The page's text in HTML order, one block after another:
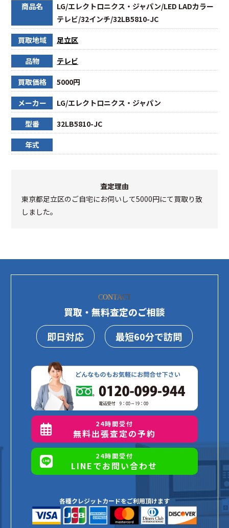
商品名
LG/エレクトロニクス・ジャパン/LED LADカラー
テレビ/32インチ/32LB5810-JC
買取地域 足立区
品物 テレビ
買取価格 5000円
メーカー LG/エレクトロニクス・ジャパン
型番 32LB5810-JC
年式
査定理由
東京都足立区のご自宅にお伺いして5000円にて買取り致
しました。
CONTACT
買取・無料査定のご相談
即日対応
最短60分で訪問
24時間受付
無料出張査定の予約
24時間受付
LINEでお問い合わせ
各種クレジットカードをご利用頂けます